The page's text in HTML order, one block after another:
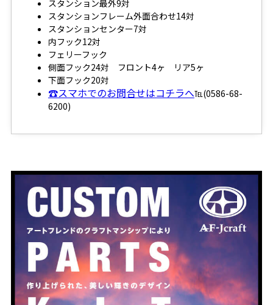
スタンション最外9対
スタンションフレーム外面合わせ14対
スタンションセンター7対
内フック12対
フェリーフック
側面フック24対 フロント4ヶ リア5ヶ
下面フック20対
☎スマホでのお問合せはコチラへ℡(0586-68-
6200)